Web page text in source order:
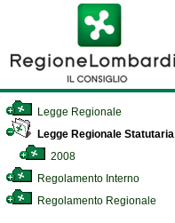
Legge Regionale
Legge Regionale Statutaria
2008
Regolamento Interno
Regolamento Regionale